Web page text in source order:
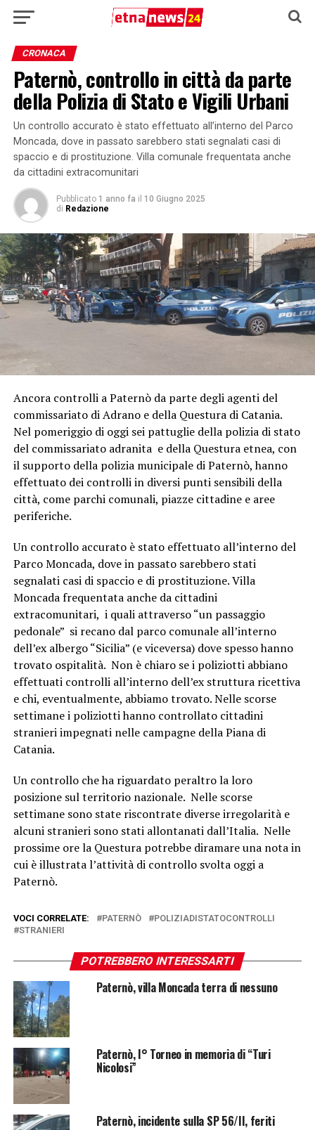
CRONACA
Paternò, controllo in città da parte
della Polizia di Stato e Vigili Urbani
Un controllo accurato è stato effettuato all’interno del Parco
Moncada, dove in passato sarebbero stati segnalati casi di
spaccio e di prostituzione. Villa comunale frequentata anche
da cittadini extracomunitari
Pubblicato 1 anno fa il 10 Giugno 2025
di Redazione
Ancora controlli a Paternò da parte degli agenti del
commissariato di Adrano e della Questura di Catania.
Nel pomeriggio di oggi sei pattuglie della polizia di stato
del commissariato adranita e della Questura etnea, con
il supporto della polizia municipale di Paternò, hanno
effettuato dei controlli in diversi punti sensibili della
città, come parchi comunali, piazze cittadine e aree
periferiche.
Un controllo accurato è stato effettuato all’interno del
Parco Moncada, dove in passato sarebbero stati
segnalati casi di spaccio e di prostituzione. Villa
Moncada frequentata anche da cittadini
extracomunitari, i quali attraverso “un passaggio
pedonale” si recano dal parco comunale all’interno
dell’ex albergo “Sicilia” (e viceversa) dove spesso hanno
trovato ospitalità. Non è chiaro se i poliziotti abbiano
effettuati controlli all’interno dell’ex struttura ricettiva
e chi, eventualmente, abbiamo trovato. Nelle scorse
settimane i poliziotti hanno controllato cittadini
stranieri impegnati nelle campagne della Piana di
Catania.
Un controllo che ha riguardato peraltro la loro
posizione sul territorio nazionale. Nelle scorse
settimane sono state riscontrate diverse irregolarità e
alcuni stranieri sono stati allontanati dall’Italia. Nelle
prossime ore la Questura potrebbe diramare una nota in
cui è illustrata l’attività di controllo svolta oggi a
Paternò.
VOCI CORRELATE: PATERNÒ
POLIZIADISTATOCONTROLLI
STRANIERI
POTREBBERO INTERESSARTI
Paternò, villa Moncada terra di nessuno
Paternò, I° Torneo in memoria di “Turi
Nicolosi”
Paternò, incidente sulla SP 56/II, feriti